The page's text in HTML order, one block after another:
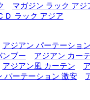
マガジン ラック アジ
Ｄ ラック アジア
アジアン パーテーション
ンブー アジアン カー
アジアン風 カーテン
パーテーション 激安